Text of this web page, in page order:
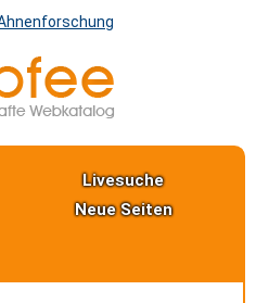
Livesuche
Neue Seiten